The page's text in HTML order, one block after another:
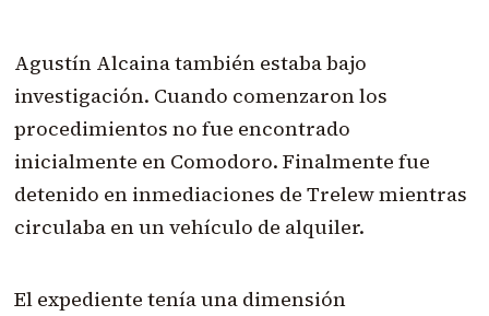
Agustín Alcaina también estaba bajo
investigación. Cuando comenzaron los
procedimientos no fue encontrado
inicialmente en Comodoro. Finalmente fue
detenido en inmediaciones de Trelew mientras
circulaba en un vehículo de alquiler.
El expediente tenía una dimensión